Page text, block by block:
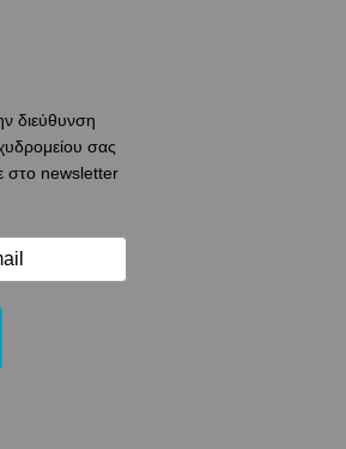
διεύθυνση
σας
στο newsletter